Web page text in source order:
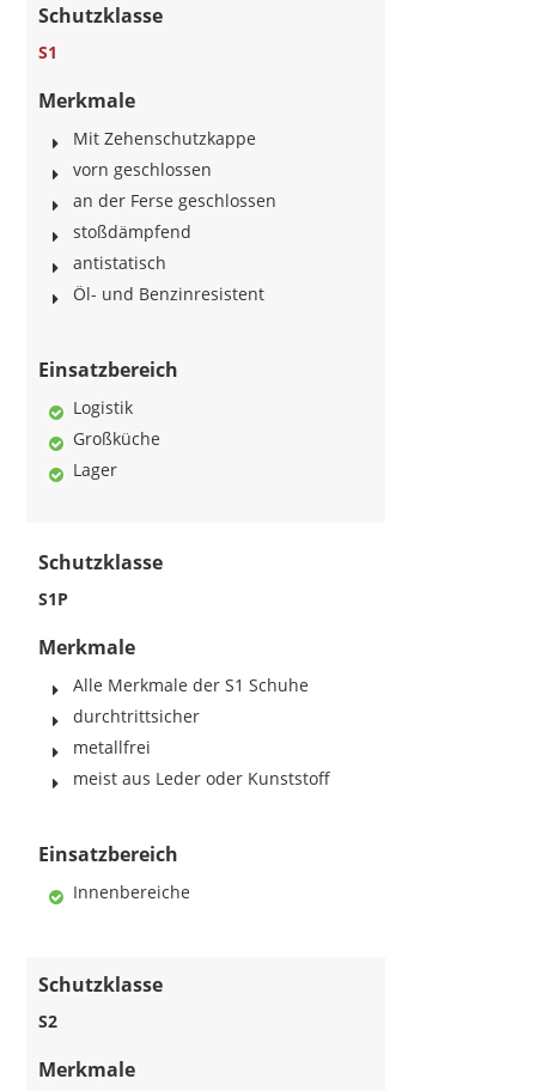
Schutzklasse
S1
Merkmale
Mit Zehenschutzkappe
vorn geschlossen
an der Ferse geschlossen
stoßdämpfend
antistatisch
Öl- und Benzinresistent
Einsatzbereich
Logistik
Großküche
Lager
Schutzklasse
S1P
Merkmale
Alle Merkmale der S1 Schuhe
durchtrittsicher
metallfrei
meist aus Leder oder Kunststoff
Einsatzbereich
Innenbereiche
Schutzklasse
S2
Merkmale